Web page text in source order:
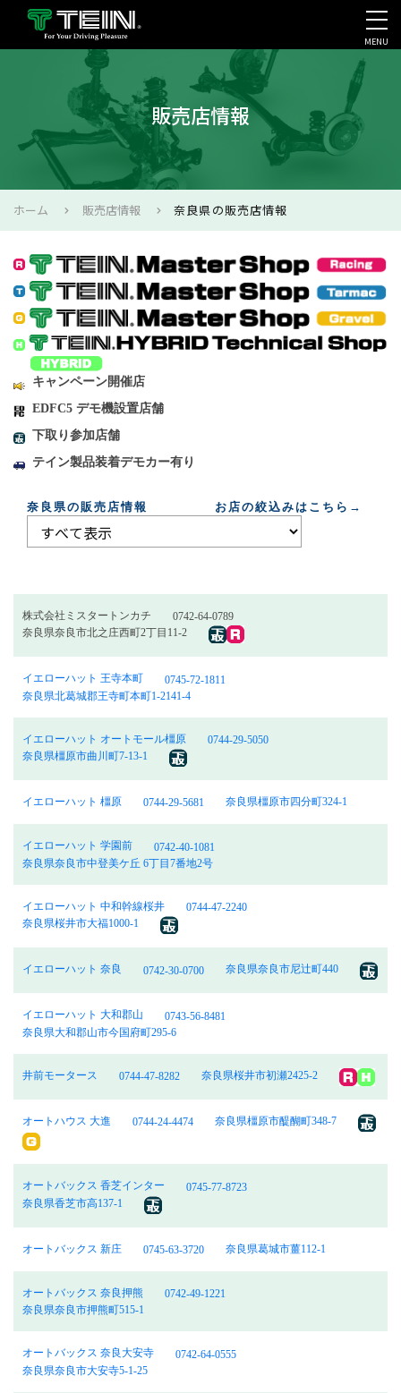
会社案内・採用・IR
MENU
販売店情報
ホーム 販売店情報 奈良県の販売店情報
キャンペーン開催店
EDFC5 デモ機設置店舗
下取り参加店舗
テイン製品装着デモカー有り
奈良県の販売店情報 お店の絞込みはこちら→
株式会社ミスタートンカチ
0742-64-0789
奈良県奈良市北之庄西町2丁目11-2
イエローハット 王寺本町
0745-72-1811
奈良県北葛城郡王寺町本町1-2141-4
イエローハット オートモール橿原
0744-29-5050
奈良県橿原市曲川町7-13-1
イエローハット 橿原 0744-29-5681 奈良県橿原市四分町324-1
イエローハット 学園前
0742-40-1081
奈良県奈良市中登美ケ丘 6丁目7番地2号
イエローハット 中和幹線桜井
0744-47-2240
奈良県桜井市大福1000‐1
イエローハット 奈良 0742-30-0700 奈良県奈良市尼辻町440
イエローハット 大和郡山
0743-56-8481
奈良県大和郡山市今国府町295-6
井前モータース 0744-47-8282 奈良県桜井市初瀬2425-2
オートハウス 大進 0744-24-4474 奈良県橿原市醍醐町348-7
オートバックス 香芝インター
0745-77-8723
奈良県香芝市高137-1
オートバックス 新庄 0745-63-3720 奈良県葛城市薑112-1
オートバックス 奈良押熊
0742-49-1221
奈良県奈良市押熊町515-1
オートバックス 奈良大安寺
0742-64-0555
奈良県奈良市大安寺5-1-25